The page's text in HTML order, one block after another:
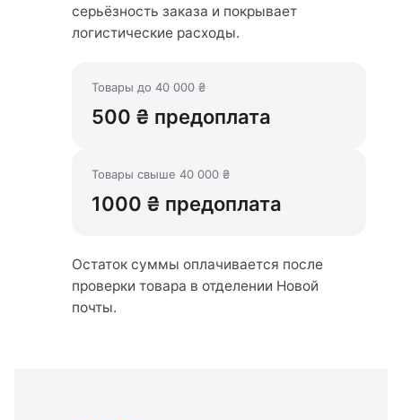
серьёзность заказа и покрывает
логистические расходы.
Товары до 40 000 ₴
500 ₴ предоплата
Товары свыше 40 000 ₴
1000 ₴ предоплата
Остаток суммы оплачивается после
проверки товара в отделении Новой
почты.